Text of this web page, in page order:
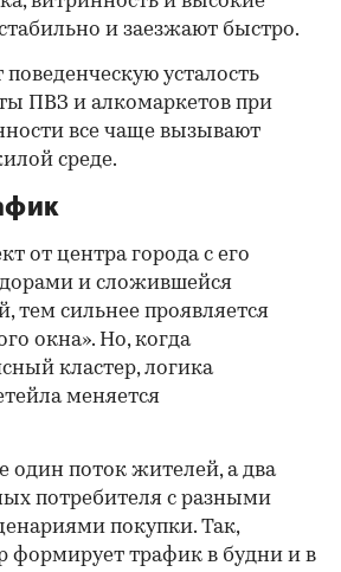
и заезжают быстро.
усталость
ПВЗ и алкомаркетов при
все чаще вызывают
среде.
от центра города с его
и сложившейся
тем сильнее проявляется
окна». Но, когда
кластер, логика
меняется
один поток жителей, а два
потребителя с разными
покупки. Так,
формирует трафик в будни и в